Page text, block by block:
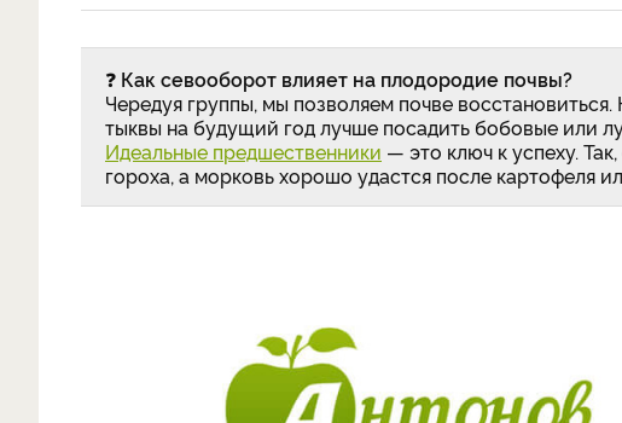
❓ Как севооборот влияет на плодородие почвы?
Чередуя группы, мы позволяем почве
тыквы на будущий год лучше посадить бобовые или
Идеальные предшественники — это ключ к успеху.
гороха, а морковь хорошо удастся после картофеля